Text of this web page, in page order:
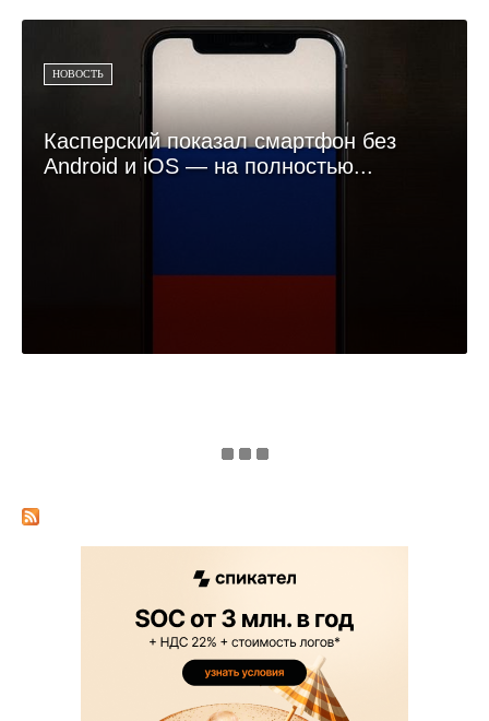
НОВОСТЬ
Касперский показал смартфон без
Android и iOS — на полностью...